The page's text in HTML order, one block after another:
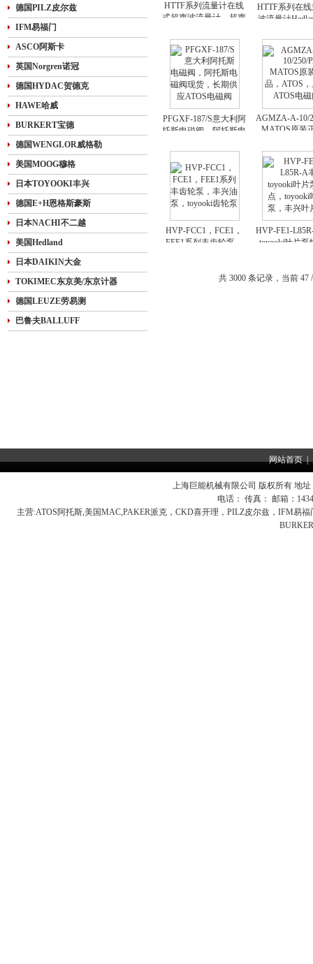
德国PILZ皮尔兹
IFM易福门
ASCO阿斯卡
英国Norgren诺冠
德国HYDAC贺德克
HAWE哈威
BURKERT宝德
德国WENGLOR威格勒
美国MOOG穆格
日本TOYOOKI丰兴
德国E+H恩格斯豪斯
日本NACHI不二越
美国Hedland
日本DAIKIN大金
TOKIMEC东京美/东京计器
德国LEUZE劳易测
巴鲁夫BALLUFF
HTTF系列流量计在线
式超声波流量计，超声
流量计
HTTF系列在
波流量计
量计，美国
PFGXF-187/S意大利阿
托斯电磁阀，阿托斯电
ATOS电磁阀
AGMZA-A-10/
MATOS原装
磁阀
HVP-FCC1，FCE1，
FEE1系列丰齿轮泵，
HVP-FE1-
toyooki叶片泵
共 3000 条记录，当前
网站首页|
上海巨能机械有限公司 版权所有 地
电话： 传真： 邮箱：
主营:ATOS阿托斯,美国MAC,PAKER派克，CKD喜开理，PILZ皮尔兹，IFM易